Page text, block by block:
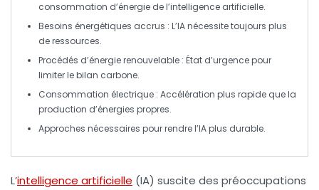
consommation d’énergie de l’intelligence artificielle.
Besoins énergétiques accrus : L’IAnécessite toujours plus
de ressources.
Procédés d’énergie renouvelable : État d’urgence pour
limiter le bilan carbone.
Consommation électrique : Accélération plus rapide que la
production d’énergies propres.
Approches nécessaires pour rendre l’IAplus durable.
L’intelligence artificielle (IA) suscite des préoccupations